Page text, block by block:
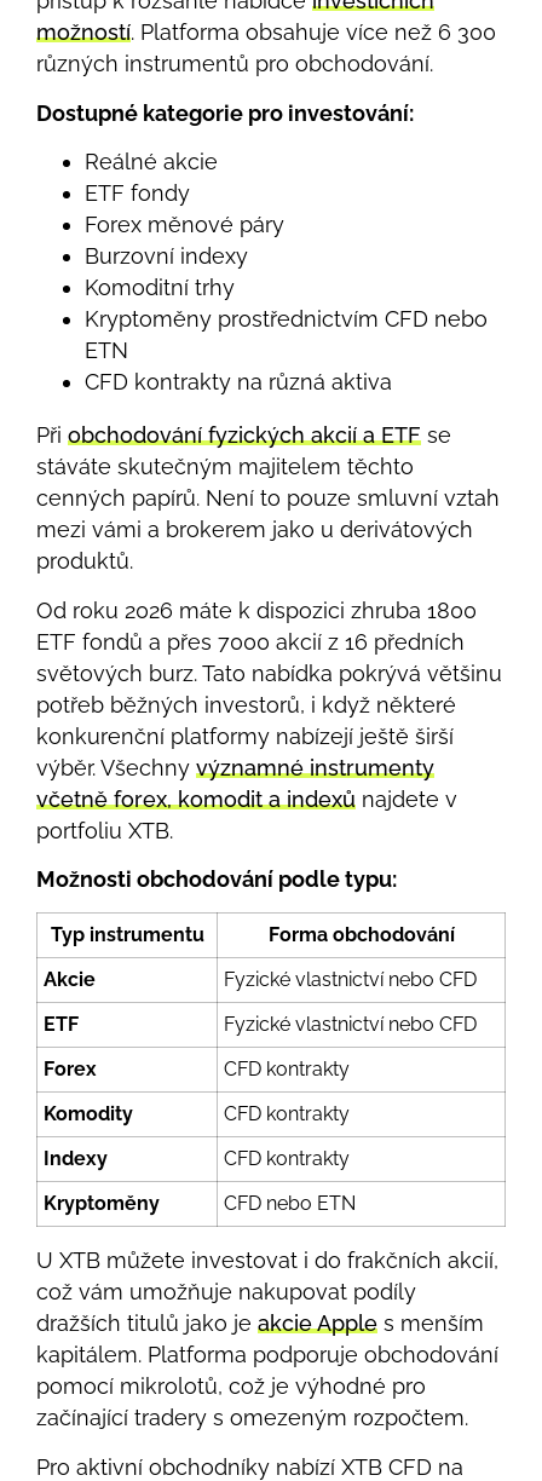
možností. Platforma obsahuje více než 6 300
různých instrumentů pro obchodování.
Dostupné kategorie pro investování:
Reálné akcie
ETF fondy
Forex měnové páry
Burzovní indexy
Komoditní trhy
Kryptoměny prostřednictvím CFD nebo
ETN
CFD kontrakty na různá aktiva
Při obchodování fyzických akcií a ETF se
stáváte skutečným majitelem těchto
cenných papírů. Není to pouze smluvní vztah
mezi vámi a brokerem jako u derivátových
produktů.
Od roku 2026 máte k dispozici zhruba 1800
ETF fondů a přes 7000 akcií z 16 předních
světových burz. Tato nabídka pokrývá většinu
potřeb běžných investorů, i když některé
konkurenční platformy nabízejí ještě širší
výběr. Všechny významné instrumenty
včetně forex, komodit a indexů najdete v
portfoliu XTB.
Možnosti obchodování podle typu:
Typ instrumentu
Forma obchodování
Akcie
Fyzické vlastnictví nebo CFD
ETF
Fyzické vlastnictví nebo CFD
Forex
CFD kontrakty
Komodity
CFD kontrakty
Indexy
CFD kontrakty
Kryptoměny
CFD nebo ETN
U XTB můžete investovat i do frakčních akcií,
což vám umožňuje nakupovat podíly
dražších titulů jako je akcie Apple s menším
kapitálem. Platforma podporuje obchodování
pomocí mikrolotů, což je výhodné pro
začínající tradery s omezeným rozpočtem.
Pro aktivní obchodníky nabízí XTB CFD na